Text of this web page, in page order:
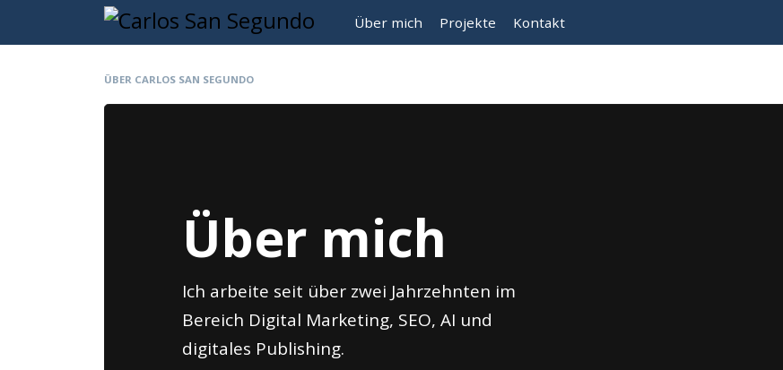
Über mich Projekte Kontakt
ÜBER CARLOS SAN SEGUNDO
Über mich
Ich arbeite seit über zwei Jahrzehnten im
Bereich Digital Marketing, SEO, AI und
digitales Publishing.